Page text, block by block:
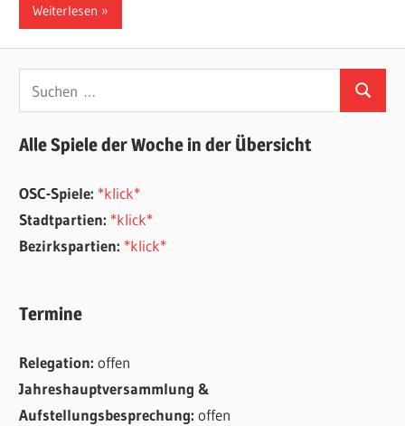
Weiterlesen
nach:
Suchen
Alle Spiele der Woche in der Übersicht
OSC-Spiele: *klick*
Stadtpartien: *klick*
Bezirkspartien: *klick*
Termine
Relegation:offen
Jahreshauptversammlung &
Aufstellungsbesprechung:offen